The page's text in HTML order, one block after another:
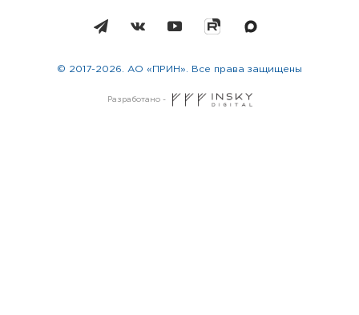
Разработано -
© 2017-2026. АО «ПРИН». Все права защищены